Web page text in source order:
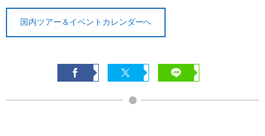
国内ツアー＆イベントカレンダーへ